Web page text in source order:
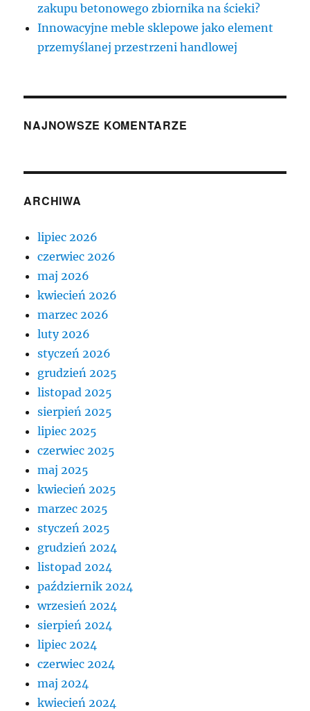
zakupu betonowego zbiornika na ścieki?
Innowacyjne meble sklepowe jako element
przemyślanej przestrzeni handlowej
NAJNOWSZE KOMENTARZE
ARCHIWA
lipiec 2026
czerwiec 2026
maj 2026
kwiecień 2026
marzec 2026
luty 2026
styczeń 2026
grudzień 2025
listopad 2025
sierpień 2025
lipiec 2025
czerwiec 2025
maj 2025
kwiecień 2025
marzec 2025
styczeń 2025
grudzień 2024
listopad 2024
październik 2024
wrzesień 2024
sierpień 2024
lipiec 2024
czerwiec 2024
maj 2024
kwiecień 2024